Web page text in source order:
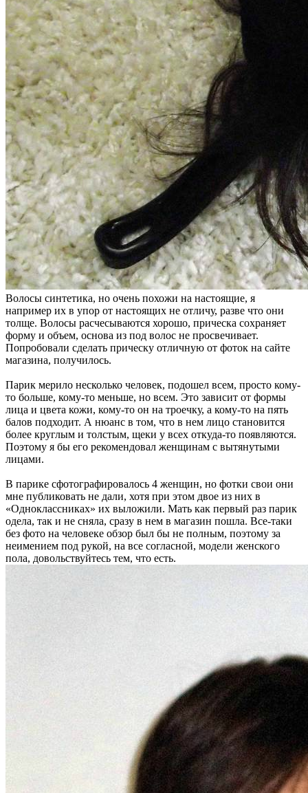
Волосы синтетика, но очень похожи на настоящие, я
например их в упор от настоящих не отличу, разве что они
толще. Волосы расчесываются хорошо, прическа сохраняет
форму и объем, основа из под волос не просвечивает.
Попробовали сделать прическу отличную от фоток на сайте
магазина, получилось.
Парик мерило несколько человек, подошел всем, просто кому-
то больше, кому-то меньше, но всем. Это зависит от формы
лица и цвета кожи, кому-то он на троечку, а кому-то на пять
балов подходит. А нюанс в том, что в нем лицо становится
более круглым и толстым, щеки у всех откуда-то появляются.
Поэтому я бы его рекомендовал женщинам с вытянутыми
лицами.
В парике сфотографировалось 4 женщин, но фотки свои они
мне публиковать не дали, хотя при этом двое из них в
«Одноклассниках» их выложили. Мать как первый раз парик
одела, так и не сняла, сразу в нем в магазин пошла. Все-таки
без фото на человеке обзор был бы не полным, поэтому за
неимением под рукой, на все согласной, модели женского
пола, довольствуйтесь тем, что есть.